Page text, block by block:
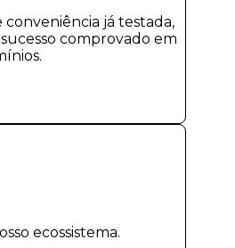
conveniência já testada,
comprovado em
ecossistema.